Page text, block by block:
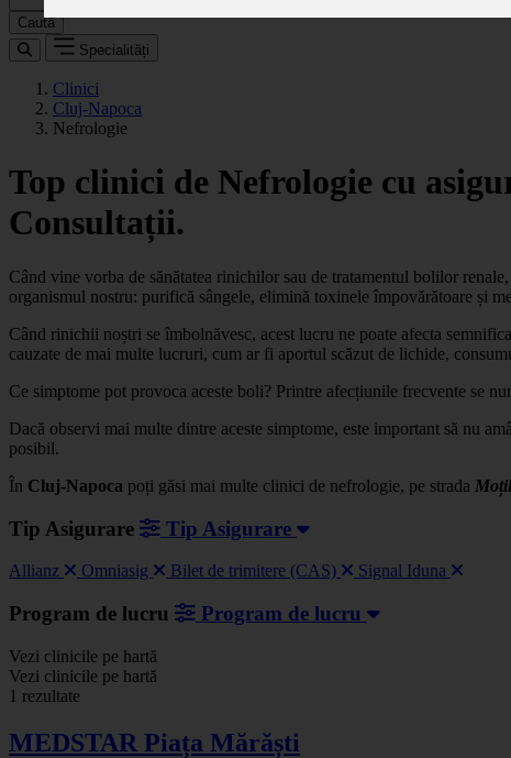
Caută
Specialități
Clinici
Cluj-Napoca
Nefrologie
Top clinici de Nefrologie cu
Consultații.
Când vine vorba de sănătatea rinichilor sau de tratamentul bolilor renale,
organismul nostru: purifică sângele, elimină toxinele împovărătoare și
Când rinichii noștri se îmbolnăvesc, acest lucru ne poate afecta
cauzate de mai multe lucruri, cum ar fi aportul scăzut de lichide,
Ce simptome pot provoca aceste boli? Printre afecțiunile frecvente se
Dacă observi mai multe dintre aceste simptome, este important să nu
posibil.
În Cluj-Napoca poți găsi mai multe clinici de nefrologie, pe strada
Tip Asigurare Tip Asigurare
Allianz Omniasig Bilet de trimitere (CAS) Signal Iduna
Program de lucru Program de lucru
+
−
Vezi clinicile pe hartă
Vezi clinicile pe hartă
1 rezultate
MEDSTAR Piața Mărăști